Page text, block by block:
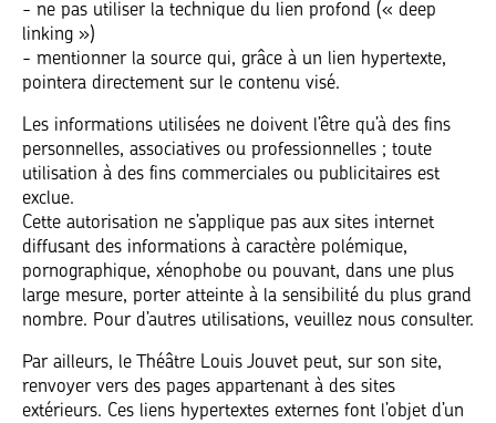
- ne pas utiliser la technique du lien profond (« deep
linking »)
- mentionner la source qui, grâce à un lien hypertexte,
pointera directement sur le contenu visé.
Les informations utilisées ne doivent l’être qu’à des fins
personnelles, associatives ou professionnelles ; toute
utilisation à des fins commerciales ou publicitaires est
exclue.
Cette autorisation ne s’applique pas aux sites internet
diffusant des informations à caractère polémique,
pornographique, xénophobe ou pouvant, dans une plus
large mesure, porter atteinte à la sensibilité du plus grand
nombre. Pour d’autres utilisations, veuillez nous consulter.
Par ailleurs, le Théâtre Louis Jouvet peut, sur son site,
renvoyer vers des pages appartenant à des sites
extérieurs. Ces liens hypertextes externes font l’objet d’un